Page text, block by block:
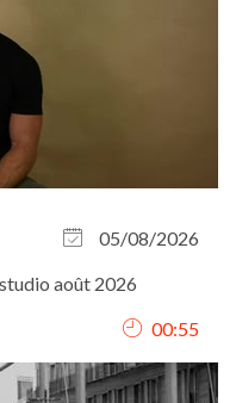
05/08/2026
août 2026
00:55